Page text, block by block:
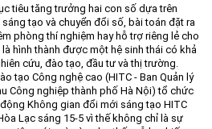
lần thứ 4
▼
▼
▼
tiêu tăng trưởng hai con số dựa trên
tạo và chuyển đổi số, bài toán đặt ra
phòng thí nghiệm hay hỗ trợ riêng lẻ cho
hình thành được một hệ sinh thái có khả
cứu, đào tạo, đầu tư và thị trường.
tạo Công nghệ cao (HITC - Ban Quản lý
Công nghiệp thành phố Hà Nội) tổ chức
Không gian đổi mới sáng tạo HITC
Lạc sáng 15-5 vì thế không chỉ là sự